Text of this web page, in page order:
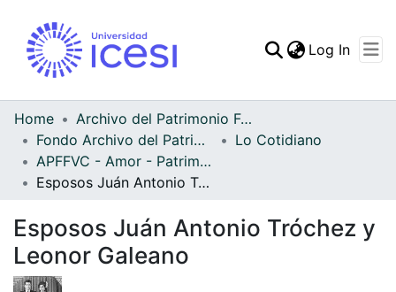
Statistics
Log In
Home
Archivo del Patrimonio Fotográfico y Fílmico del Valle del Cauca
Fondo Archivo del Patrimonio Fotográfico y Fílmico del Valle del Cauca
Lo Cotidiano
APFFVC - Amor - Patrimonial
Esposos Juán Antonio Tróchez y Leonor Galeano
Esposos Juán Antonio Tróchez y
Leonor Galeano